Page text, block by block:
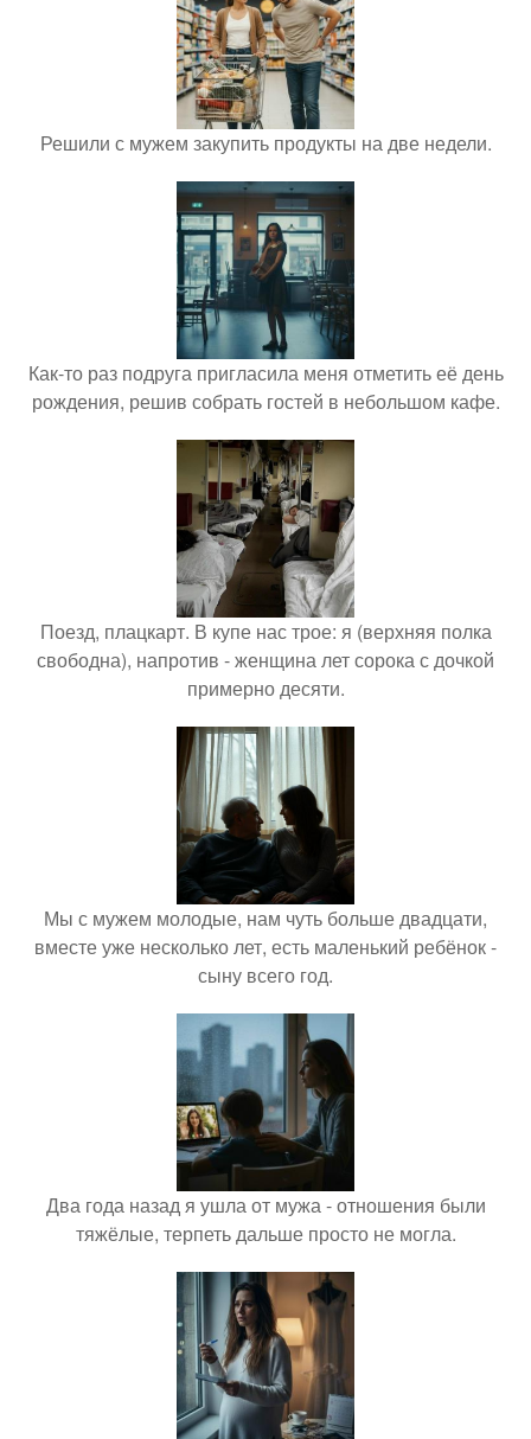
Решили с мужем закупить продукты на две недели.
Как-то раз подруга пригласила меня отметить её день
рождения, решив собрать гостей в небольшом кафе.
Поезд, плацкарт. В купе нас трое: я (верхняя полка
свободна), напротив - женщина лет сорока с дочкой
примерно десяти.
Мы с мужем молодые, нам чуть больше двадцати,
вместе уже несколько лет, есть маленький ребёнок -
сыну всего год.
Два года назад я ушла от мужа - отношения были
тяжёлые, терпеть дальше просто не могла.